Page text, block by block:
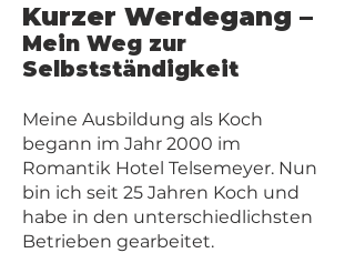
Kurzer Werdegang –
Mein Weg zur
Selbstständigkeit
Meine Ausbildung als Koch
begann im Jahr 2000 im
Romantik Hotel Telsemeyer. Nun
bin ich seit 25 Jahren Koch und
habe in den unterschiedlichsten
Betrieben gearbeitet.